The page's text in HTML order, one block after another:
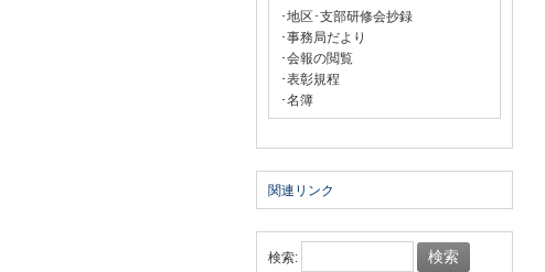
･地区･支部研修会抄録
･事務局だより
･会報の閲覧
･表彰規程
･名簿
関連リンク
検索: